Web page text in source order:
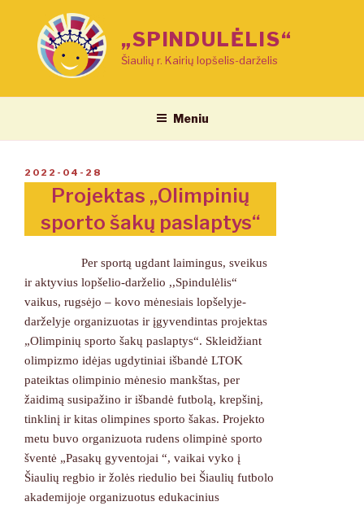
„SPINDULĖLIS“
Šiaulių r. Kairių lopšelis-darželis
Meniu
PASKELBTA
2022-04-28
Projektas „Olimpinių
sporto šakų paslaptys“
Per sportą ugdant laimingus, sveikus
ir aktyvius lopšelio-darželio ,,Spindulėlis“
vaikus, rugsėjo – kovo mėnesiais lopšelyje-
darželyje organizuotas ir įgyvendintas projektas
„Olimpinių sporto šakų paslaptys“. Skleidžiant
olimpizmo idėjas ugdytiniai išbandė LTOK
pateiktas olimpinio mėnesio mankštas, per
žaidimą susipažino ir išbandė futbolą, krepšinį,
tinklinį ir kitas olimpines sporto šakas. Projekto
metu buvo organizuota rudens olimpinė sporto
šventė „Pasakų gyventojai “, vaikai vyko į
Šiaulių regbio ir žolės riedulio bei Šiaulių futbolo
akademijoje organizuotus edukacinius